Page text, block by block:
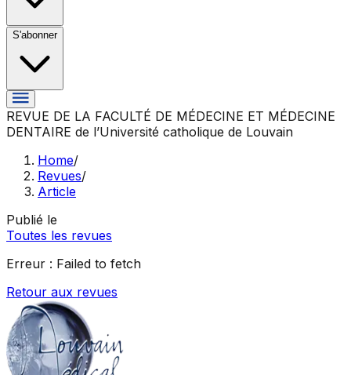
S'abonner
REVUE DE LA FACULTÉ DE MÉDECINE ET MÉDECINE
DENTAIRE de l’Université catholique de Louvain
Home/
Revues/
Article
Publié le
Toutes les revues
Erreur : Failed to fetch
Retour aux revues